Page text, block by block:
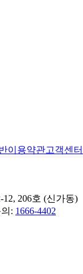
이용약관고객센터
206호 (신가동)
: 1666-4402